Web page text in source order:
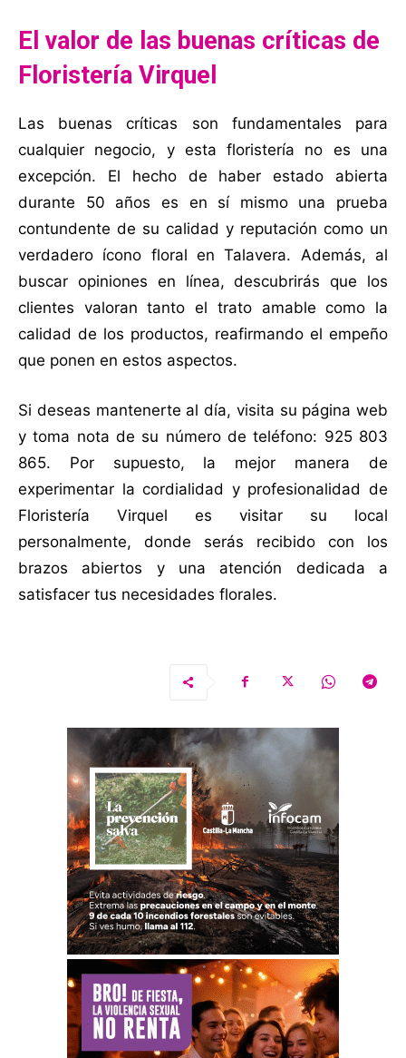
El valor de las buenas críticas de
Floristería Virquel
Las buenas críticas son fundamentales para
cualquier negocio, y esta floristería no es una
excepción. El hecho de haber estado abierta
durante 50 años es en sí mismo una prueba
contundente de su calidad y reputación como un
verdadero ícono floral en Talavera. Además, al
buscar opiniones en línea, descubrirás que los
clientes valoran tanto el trato amable como la
calidad de los productos, reafirmando el empeño
que ponen en estos aspectos.
Si deseas mantenerte al día, visita su página web
y toma nota de su número de teléfono: 925 803
865. Por supuesto, la mejor manera de
experimentar la cordialidad y profesionalidad de
Floristería Virquel es visitar su local
personalmente, donde serás recibido con los
brazos abiertos y una atención dedicada a
satisfacer tus necesidades florales.